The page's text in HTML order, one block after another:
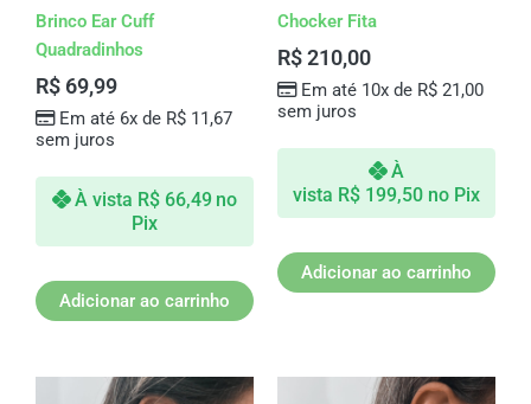
Brinco Ear Cuff
Quadradinhos
R$ 69,99
Em até 6x de R$11,67
sem juros
À vista R$66,49 no
Pix
Adicionar ao carrinho
Chocker Fita
R$210,00
Em até 10x de R$21,00
sem juros
À
vista R$ 199,50 no Pix
Adicionar ao carrinho